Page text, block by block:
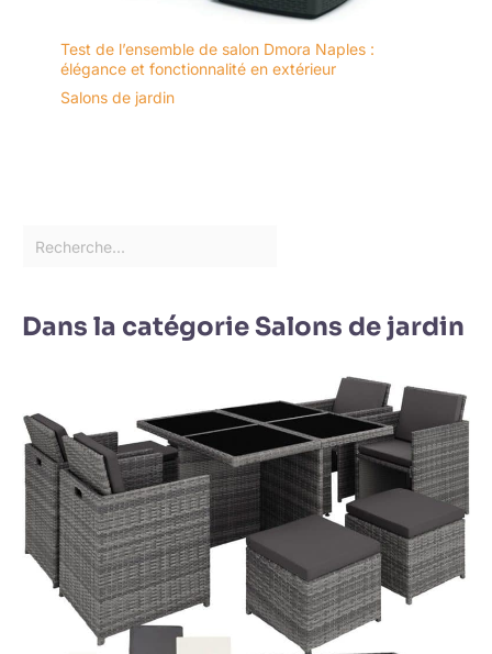
Test de l’ensemble de salon Dmora Naples :
élégance et fonctionnalité en extérieur
Salons de jardin
Dans la catégorie Salons de jardin